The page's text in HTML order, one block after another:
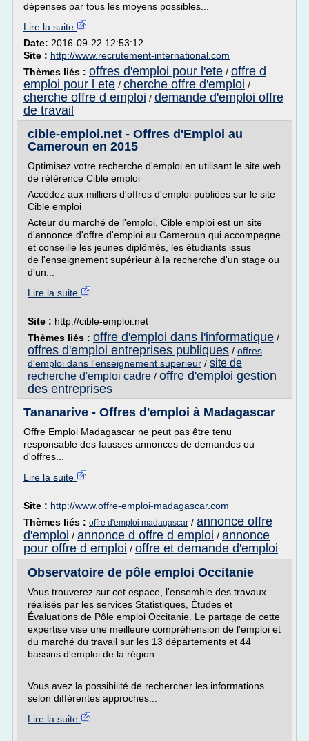
dépenses par tous les moyens possibles...
Lire la suite
Date: 2016-09-22 12:53:12
Site : http://www.recrutement-international.com
Thèmes liés : offres d'emploi pour l'ete / offre d
emploi pour l ete / cherche offre d'emploi /
cherche offre d emploi / demande d'emploi offre
de travail
cible-emploi.net - Offres d'Emploi au
Cameroun en 2015
Optimisez votre recherche d'emploi en utilisant le site web
de référence Cible emploi
Accédez aux milliers d'offres d'emploi publiées sur le site
Cible emploi
Acteur du marché de l'emploi, Cible emploi est un site
d'annonce d'offre d'emploi au Cameroun qui accompagne
et conseille les jeunes diplômés, les étudiants issus
de l'enseignement supérieur à la recherche d'un stage ou
d'un...
Lire la suite
Site : http://cible-emploi.net
Thèmes liés : offre d'emploi dans l'informatique /
offres d'emploi entreprises publiques / offres
d'emploi dans l'enseignement superieur / site de
recherche d'emploi cadre / offre d'emploi gestion
des entreprises
Tananarive - Offres d'emploi à Madagascar
Offre Emploi Madagascar ne peut pas être tenu
responsable des fausses annonces de demandes ou
d'offres...
Lire la suite
Site : http://www.offre-emploi-madagascar.com
Thèmes liés : offre d'emploi madagascar / annonce offre
d'emploi / annonce d offre d emploi / annonce
pour offre d emploi / offre et demande d'emploi
Observatoire de pôle emploi Occitanie
Vous trouverez sur cet espace, l'ensemble des travaux
réalisés par les services Statistiques, Études et
Évaluations de Pôle emploi Occitanie. Le partage de cette
expertise vise une meilleure compréhension de l'emploi et
du marché du travail sur les 13 départements et 44
bassins d'emploi de la région.
Vous avez la possibilité de rechercher les informations
selon différentes approches...
Lire la suite